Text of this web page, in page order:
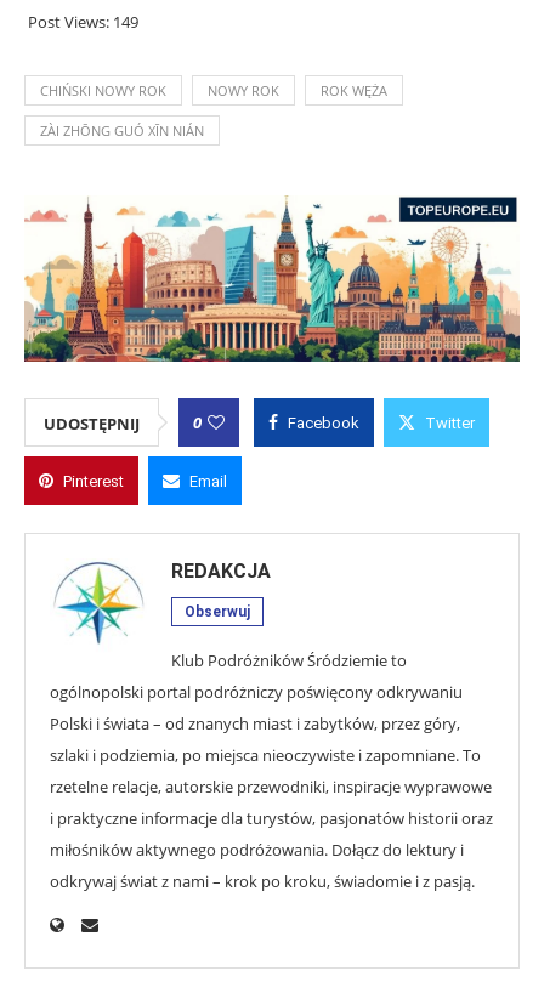
Post Views: 149
CHIŃSKI NOWY ROK NOWY ROK ROK WĘŻA
ZÀI ZHŌNG GUÓ XĪN NIÁN
UDOSTĘPNIJ 0 Facebook Twitter
Pinterest Email
REDAKCJA
Obserwuj
Klub Podróżników Śródziemie to
ogólnopolski portal podróżniczy poświęcony odkrywaniu
Polski i świata – od znanych miast i zabytków, przez góry,
szlaki i podziemia, po miejsca nieoczywiste i zapomniane. To
rzetelne relacje, autorskie przewodniki, inspiracje wyprawowe
i praktyczne informacje dla turystów, pasjonatów historii oraz
miłośników aktywnego podróżowania. Dołącz do lektury i
odkrywaj świat z nami – krok po kroku, świadomie i z pasją.